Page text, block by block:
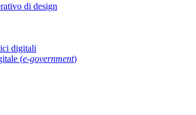
di design
digitali
(e-government)